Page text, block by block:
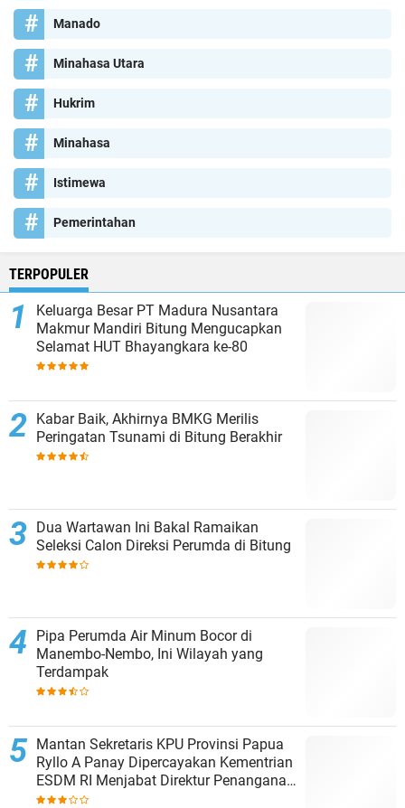
Manado
Minahasa Utara
Hukrim
Minahasa
Istimewa
Pemerintahan
TERPOPULER
Keluarga Besar PT Madura Nusantara
Makmur Mandiri Bitung Mengucapkan
Selamat HUT Bhayangkara ke-80
Kabar Baik, Akhirnya BMKG Merilis
Peringatan Tsunami di Bitung Berakhir
Dua Wartawan Ini Bakal Ramaikan
Seleksi Calon Direksi Perumda di Bitung
Pipa Perumda Air Minum Bocor di
Manembo-Nembo, Ini Wilayah yang
Terdampak
Mantan Sekretaris KPU Provinsi Papua
Ryllo A Panay Dipercayakan Kementrian
ESDM RI Menjabat Direktur Penanganan
Aset Barang Bukti